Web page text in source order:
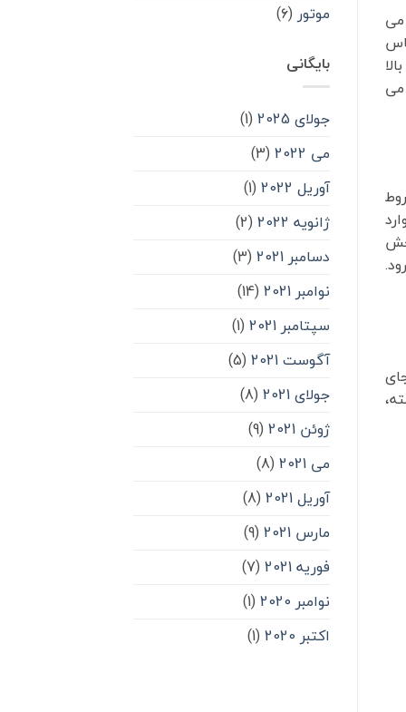
می
موتور (۶)
بایگانی
جولای 2025
(1)
می 2022
(3)
آوریل 2022
(1)
ژانویه 2022
(2)
دسامبر 2021
(3)
نوامبر 2021
(14)
سپتامبر 2021
(1)
آگوست 2021
(5)
جولای 2021
(8)
ژوئن 2021
(9)
می 2021
(8)
آوریل 2021
(8)
مارس 2021
(9)
فوریه 2021
(7)
نوامبر 2020
(1)
اکتبر 2020
(1)